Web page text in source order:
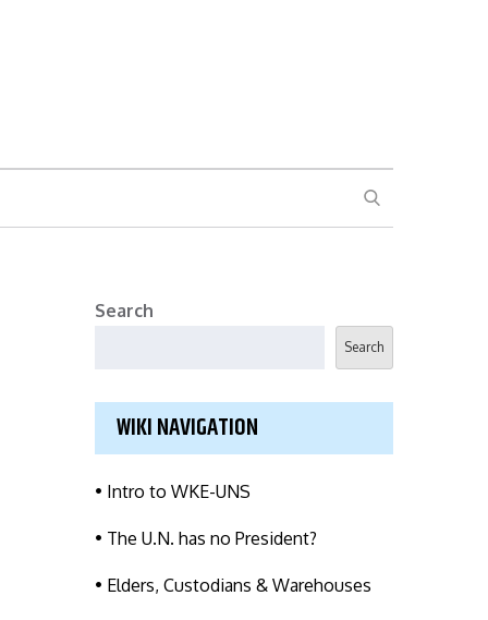
Search
Search
WIKI NAVIGATION
• Intro to WKE-UNS
• The U.N. has no President?
• Elders, Custodians & Warehouses